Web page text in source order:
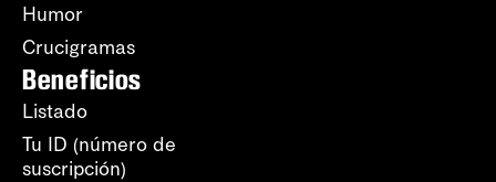
Humor
Crucigramas
Beneficios
Listado
Tu ID (número de
suscripción)